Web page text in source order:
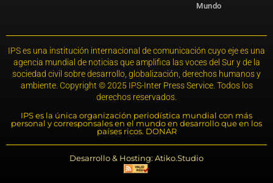
Mundo
IPS es una institución internacional de comunicación cuyo eje es una
agencia mundial de noticias que amplifica las voces del Sur y de la
sociedad civil sobre desarrollo, globalización, derechos humanos y
ambiente. Copyright © 2025 IPS-Inter Press Service. Todos los
derechos reservados.
IPS es la única organización periodística mundial con más
personal y corresponsales en el mundo en desarrollo que en los
países ricos. DONAR
Desarrollo & Hosting: Atiko.Studio